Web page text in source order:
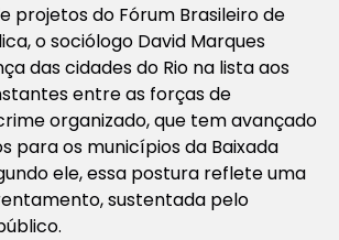
projetos do Fórum Brasileiro de
o sociólogo David Marques
das cidades do Rio na lista aos
entre as forças de
organizado, que tem avançado
para os municípios da Baixada
ele, essa postura reflete uma
sustentada pelo